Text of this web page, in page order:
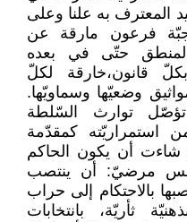
المعترف به علنا وعلى
فرعون مارقة عن
حتّى في بعده
قانون،خارقة لكلّ
وضعيّها وسماويّها.
توارث السّلطة
استمراريّته كمقدّمة
شاءت أن يكون الحاكم
مرضيّ: أن ينتصب
بالاحتكام إلى حراب
ثأريّة، بانتخابات